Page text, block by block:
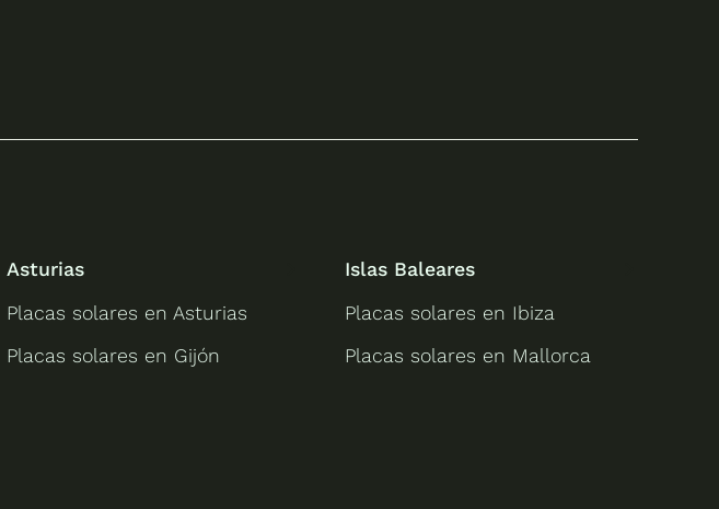
Asturias
Placas solares en Asturias
Placas solares en Gijón
Islas Baleares
Placas solares en Ibiza
Placas solares en Mallorca